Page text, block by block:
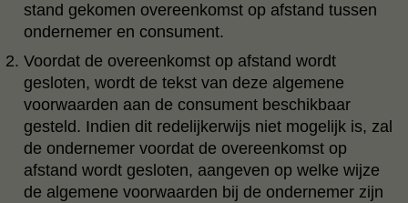
stand gekomen overeenkomst op afstand tussen
ondernemer en consument.
Voordat de overeenkomst op afstand wordt
gesloten, wordt de tekst van deze algemene
voorwaarden aan de consument beschikbaar
gesteld. Indien dit redelijkerwijs niet mogelijk is, zal
de ondernemer voordat de overeenkomst op
afstand wordt gesloten, aangeven op welke wijze
de algemene voorwaarden bij de ondernemer zijn